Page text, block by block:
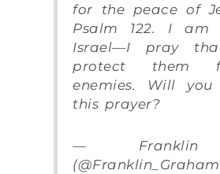
for the peace of
Psalm 122. I am
Israel—I pray
protect them
enemies. Will
this prayer?
— Franklin